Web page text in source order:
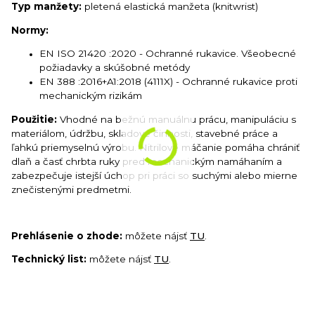
Typ manžety: pletená elastická manžeta (knitwrist)
Normy:
EN ISO 21420 :2020 - Ochranné rukavice. Všeobecné
požiadavky a skúšobné metódy
EN 388 :2016+A1:2018 (4111X) - Ochranné rukavice proti
mechanickým rizikám
Použitie: Vhodné na bežnú manuálnu prácu, manipuláciu s
materiálom, údržbu, skladové činnosti, stavebné práce a
ľahkú priemyselnú výrobu. Nitrilové máčanie pomáha chrániť
dlaň a časť chrbta ruky pred mechanickým namáhaním a
zabezpečuje istejší úchop pri práci so suchými alebo mierne
znečistenými predmetmi.
Prehlásenie o zhode: môžete nájsť TU
Technický list: môžete nájsť TU